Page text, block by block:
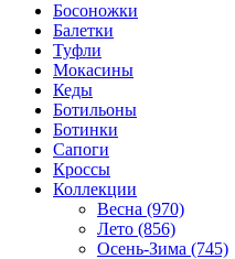
Босоножки
Балетки
Туфли
Мокасины
Кеды
Ботильоны
Ботинки
Сапоги
Кроссы
Коллекции
Весна (970)
Лето (856)
Осень-Зима (745)